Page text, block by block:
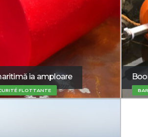
ia amploare
FLOTTANTE